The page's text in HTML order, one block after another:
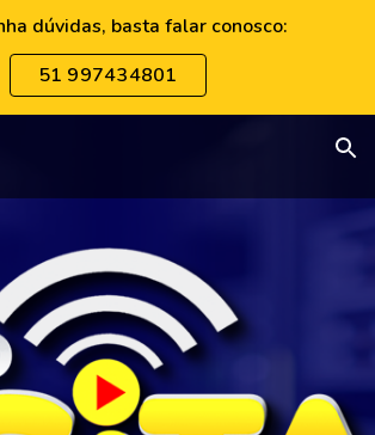
dúvidas, basta falar conosco:
51 997434801